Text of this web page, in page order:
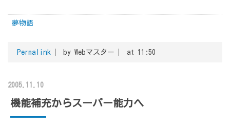
夢物語
Permalink by Webマスター at 11:50
2005.11.10
機能補充からスーパー能力へ